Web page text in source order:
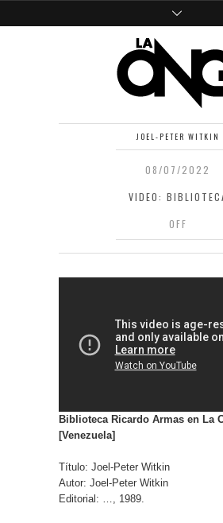
JOEL-PETER WITKIN
08/07/2022
VIDEO:
OFF
Biblioteca Ricardo Armas en La
[Venezuela]
Título: Joel-Peter Witkin
Autor: Joel-Peter Witkin
Editorial: …, 1989.